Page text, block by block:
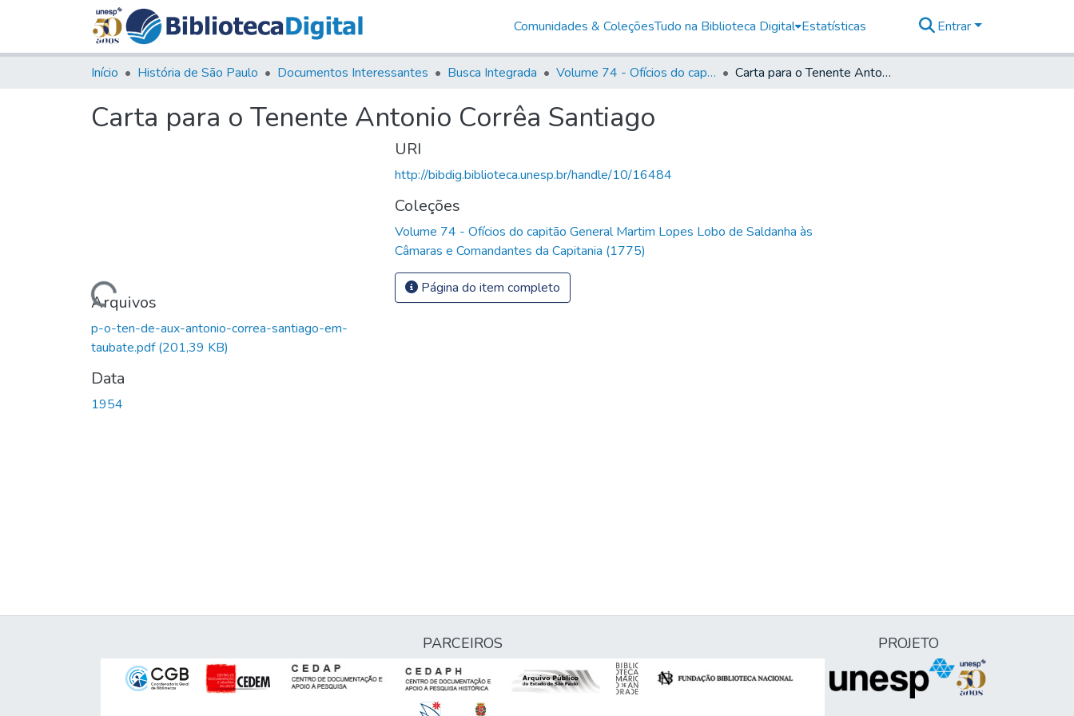
Comunidades & ColeçõesTudo na Biblioteca Digital Estatísticas Entrar
Início História de São Paulo Documentos Interessantes Busca Integrada Volume 74 - Ofícios do capitão General Martim Lopes Lobo de Saldanha às Câmaras e Comandantes da Capitania (1775) Carta para o Tenente Antonio Corrêa Santiago
Carta para o Tenente Antonio Corrêa Santiago
Carregando...
Arquivos
p-o-ten-de-aux-antonio-correa-santiago-em-
taubate.pdf(201,39 KB)
Data
1954
URI
http://bibdig.biblioteca.unesp.br/handle/10/16484
Coleções
Volume 74 - Ofícios do capitão General Martim Lopes Lobo de Saldanha às
Câmaras e Comandantes da Capitania (1775)
Página do item completo
PARCEIROS PROJETO